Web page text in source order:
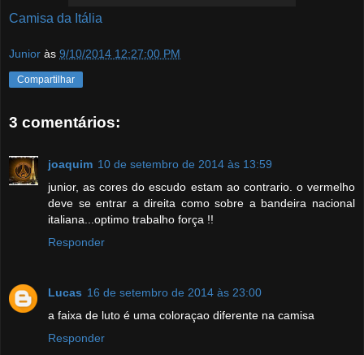
Camisa da Itália
Junior às 9/10/2014 12:27:00 PM
Compartilhar
3 comentários:
joaquim 10 de setembro de 2014 às 13:59
junior, as cores do escudo estam ao contrario. o vermelho
deve se entrar a direita como sobre a bandeira nacional
italiana...optimo trabalho força !!
Responder
Lucas 16 de setembro de 2014 às 23:00
a faixa de luto é uma coloraçao diferente na camisa
Responder